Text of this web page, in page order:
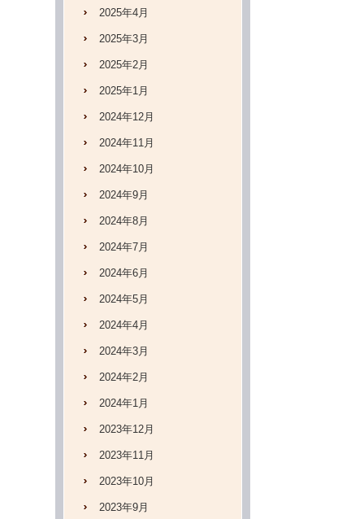
2025年4月
2025年3月
2025年2月
2025年1月
2024年12月
2024年11月
2024年10月
2024年9月
2024年8月
2024年7月
2024年6月
2024年5月
2024年4月
2024年3月
2024年2月
2024年1月
2023年12月
2023年11月
2023年10月
2023年9月